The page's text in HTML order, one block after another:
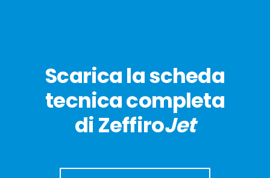
Scarica la scheda
tecnica completa
di ZeffiroJet